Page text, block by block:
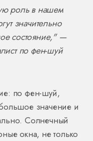
роль в нашем
значительно
состояние," —
по фен-шуй
по фен-шуй,
значение и
Солнечный
окна, не только